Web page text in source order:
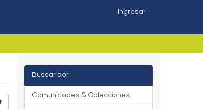
Ingresar
Buscar por
Comunidades & Colecciones